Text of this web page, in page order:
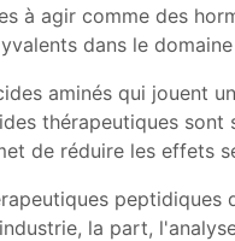
à agir comme des
dans le
aminés qui jouent
thérapeutiques
de réduire les effets
la part,